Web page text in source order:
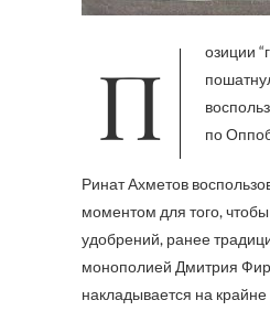
Позиции “газовиков”
по
Ринат Ахметов
моментом для того,
удобрений, ранее
монополией Дмитрия
накладывается на